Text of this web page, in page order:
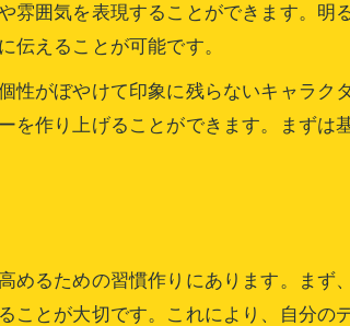
と配色が与える印象の違いとは
服思いつかない時の発想法
アイデアの広げ方と工夫例
ーデザイン初心者が試したい発想法
雰囲気を表現することができます。明
伝えることが可能です。
性がぼやけて印象に残らないキャラク
作り上げることができます。まずは
めるための習慣作りにあります。まず
とが大切です。これにより、自分の